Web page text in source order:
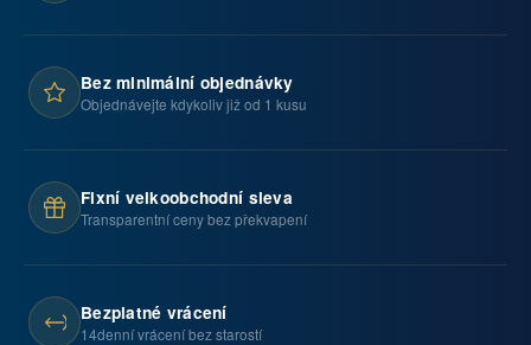
Bez minimální objednávky
Objednávejte kdykoliv již od 1 kusu
Fixní velkoobchodní sleva
Transparentní ceny bez překvapení
Bezplatné vrácení
14denní vrácení bez starostí